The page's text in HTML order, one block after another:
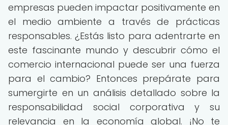
empresas pueden impactar positivamente en
el medio ambiente a través de prácticas
responsables. ¿Estás listo para adentrarte en
este fascinante mundo y descubrir cómo el
comercio internacional puede ser una fuerza
para el cambio? Entonces prepárate para
sumergirte en un análisis detallado sobre la
responsabilidad social corporativa y su
relevancia en la economía global. ¡No te